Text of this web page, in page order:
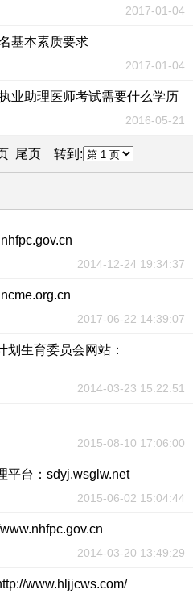
2017-01-04
基本素质要求
2017-01-04
业助理医师考试需要什么学历
2016-05-21
尾页转到:
2014-12-24 19:34:37
2017-06-22 14:39:07
生育委员会网站：
2014-03-23 15:22:51
2015-08-10 17:06:00
平台：sdyj.wsglw.net
2015-06-02 15:04:44
2014-03-20 13:49:29
www.hljjcws.com/